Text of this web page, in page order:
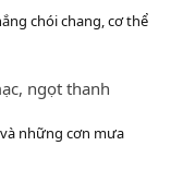
chói chang, cơ thể
ngọt thanh
những cơn mưa